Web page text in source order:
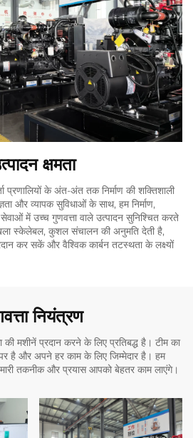
क्षमता
प्रणालियों के अंत-अंत तक निर्माण की शक्तिशाली
और व्यापक सुविधाओं के साथ, हम निर्माण,
में उच्च गुणवत्ता वाले उत्पादन सुनिश्चित करते
स्केलेबल, कुशल संचालन की अनुमति देती है,
कर सकें और वैश्विक कार्बन तटस्थता के लक्ष्यों
नियंत्रण
की मशीनें प्रदान करने के लिए प्रतिबद्ध है। टीम का
है और अपने हर काम के लिए जिम्मेदार है। हम
तकनीक और प्रयास आपको बेहतर काम लाएंगे।